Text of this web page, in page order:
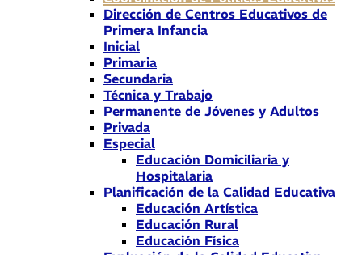
Dirección de Centros Educativos de
Primera Infancia
Inicial
Primaria
Secundaria
Técnica y Trabajo
Permanente de Jóvenes y Adultos
Privada
Especial
Educación Domiciliaria y
Hospitalaria
Planificación de la Calidad Educativa
Educación Artística
Educación Rural
Educación Física